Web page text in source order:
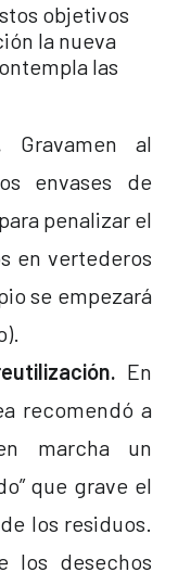
objetivos
la nueva
las
Gravamen al
envases de
penalizar el
en vertederos
se empezará
En
recomendó a
marcha un
que grave el
los residuos.
los desechos